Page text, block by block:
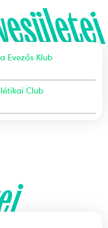
Evezős Klub
Club